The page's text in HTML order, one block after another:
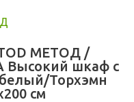
МЕТОД /
Высокий шкаф с
Торхэмн
см